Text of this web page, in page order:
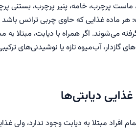
پرچرب، خامه، پنیر پرچرب، بستنی
: هر ماده غذایی که حاوی چربی ترانس
می‌شوند. اگر همراه با دیابت، مبتلا
گازدار، آب‌میوه تازه یا نوشیدنی‌های
دیابتی‌ها
افراد مبتلا به دیابت وجود ندارد،